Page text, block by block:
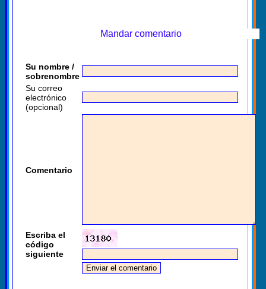
Mandar comentario
Su nombre /
sobrenombre
Su correo
electrónico
(opcional)
Comentario
Escriba el
código
siguiente